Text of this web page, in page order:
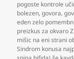
pogoste kontrole
bolezen,govora,
eden zelo
preizkus za okvaro
mišic na eni strani
Sindrom konusa